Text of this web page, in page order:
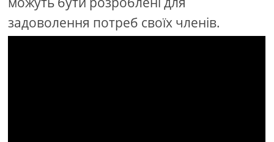
задоволення потреб своїх членів.